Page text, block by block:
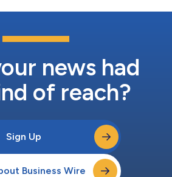
news had
of reach?
Sign Up
Business Wire